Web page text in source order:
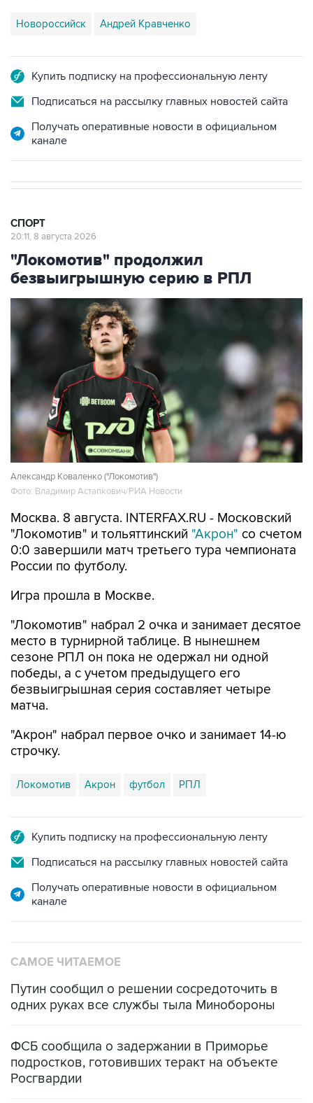
Новороссийск Андрей Кравченко
Купить подписку на профессиональную ленту
Подписаться на рассылку главных новостей сайта
Получать оперативные новости в официальном
канале
СПОРТ
20:11, 8 августа 2026
"Локомотив" продолжил
безвыигрышную серию в РПЛ
Александр Коваленко ("Локомотив")
Фото: Владимир Астапкович/РИА Новости
Москва. 8 августа. INTERFAX.RU - Московский
"Локомотив" и тольяттинский "Акрон" со счетом
0:0 завершили матч третьего тура чемпионата
России по футболу.
Игра прошла в Москве.
"Локомотив" набрал 2 очка и занимает десятое
место в турнирной таблице. В нынешнем
сезоне РПЛ он пока не одержал ни одной
победы, а с учетом предыдущего его
безвыигрышная серия составляет четыре
матча.
"Акрон" набрал первое очко и занимает 14-ю
строчку.
Локомотив Акрон футбол РПЛ
Купить подписку на профессиональную ленту
Подписаться на рассылку главных новостей сайта
Получать оперативные новости в официальном
канале
САМОЕ ЧИТАЕМОЕ
Путин сообщил о решении сосредоточить в
одних руках все службы тыла Минобороны
ФСБ сообщила о задержании в Приморье
подростков, готовивших теракт на объекте
Росгвардии